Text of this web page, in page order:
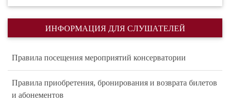
ИНФОРМАЦИЯ ДЛЯ СЛУШАТЕЛЕЙ
Правила посещения мероприятий консерватории
Правила приобретения, бронирования и возврата билетов
и абонементов